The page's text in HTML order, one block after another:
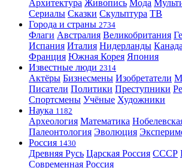
Архитектура Живопись Мода
Сериалы Сказки Скульптура ТВ
Города и страны 2734
Флаги Австралия Великобритания
Испания Италия Нидерланды Канада
Франция Южная Корея Япония
Известные люди 2314
Актёры Бизнесмены Изобретатели
Писатели Политики Преступники
Спортсмены Учёные Художники
Наука 1182
Археология Математика
Палеонтология Эволюция
Россия 1430
Древняя Русь Царская Россия СССР
Современная Россия